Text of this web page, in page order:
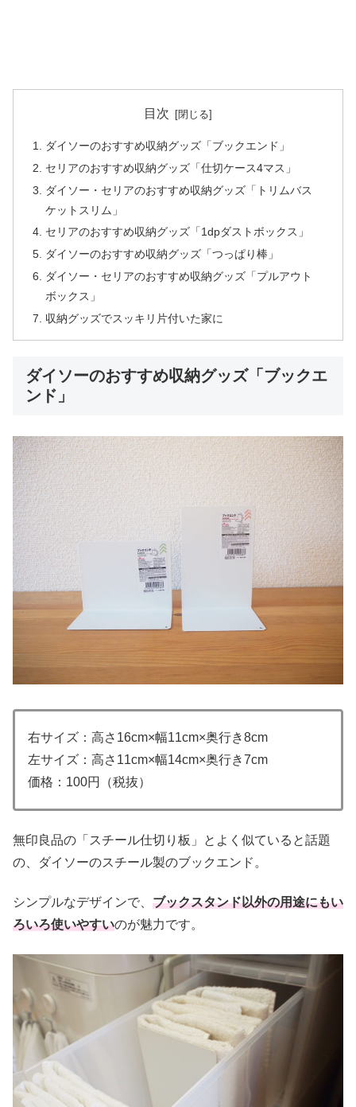
目次
ダイソーのおすすめ収納グッズ「ブックエンド」
セリアのおすすめ収納グッズ「仕切ケース4マス」
ダイソー・セリアのおすすめ収納グッズ「トリムバス
ケットスリム」
セリアのおすすめ収納グッズ「1dpダストボックス」
ダイソーのおすすめ収納グッズ「つっぱり棒」
ダイソー・セリアのおすすめ収納グッズ「プルアウト
ボックス」
収納グッズでスッキリ片付いた家に
ダイソーのおすすめ収納グッズ「ブックエ
ンド」
右サイズ：高さ16cm×幅11cm×奥行き8cm
左サイズ：高さ11cm×幅14cm×奥行き7cm
価格：100円（税抜）
無印良品の「スチール仕切り板」とよく似ていると話題
の、ダイソーのスチール製のブックエンド。
シンプルなデザインで、 ブックスタンド以外の用途にもい
ろいろ使いやすいのが魅力です。